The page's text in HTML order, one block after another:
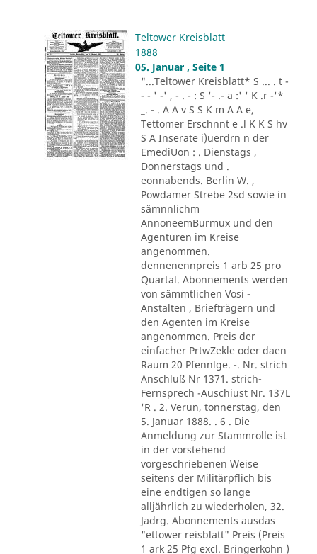
Teltower Kreisblatt
1888
05. Januar , Seite 1
"...Teltower Kreisblatt* S ... . t -
- - ' -' , - . - : S '- .- a :' ' K .r -'*
_. - . A A v S S K m A A e,
Tettomer Erschnnt e .l K K S hv
S A Inserate i)uerdrn n der
EmediUon : . Dienstags ,
Donnerstags und .
eonnabends. Berlin W. ,
Powdamer Strebe 2sd sowie in
sämnnlichm
AnnoneemBurmux und den
Agenturen im Kreise
angenommen.
dennenennpreis 1 arb 25 pro
Quartal. Abonnements werden
von sämmtlichen Vosi -
Anstalten , Briefträgern und
den Agenten im Kreise
angenommen. Preis der
einfacher PrtwZekle oder daen
Raum 20 Pfennlge. -. Nr. strich
Anschluß Nr 1371. strich-
Fernsprech -Auschiust Nr. 137L
'R . 2. Verun, tonnerstag, den
5. Januar 1888. . 6 . Die
Anmeldung zur Stammrolle ist
in der vorstehend
vorgeschriebenen Weise
seitens der Militärpflich bis
eine endtigen so lange
alljährlich zu wiederholen, 32.
Jadrg. Abonnements ausdas
"ettower reisblatt" Preis (Preis
1 ark 25 Pfg excl. Bringerkohn )